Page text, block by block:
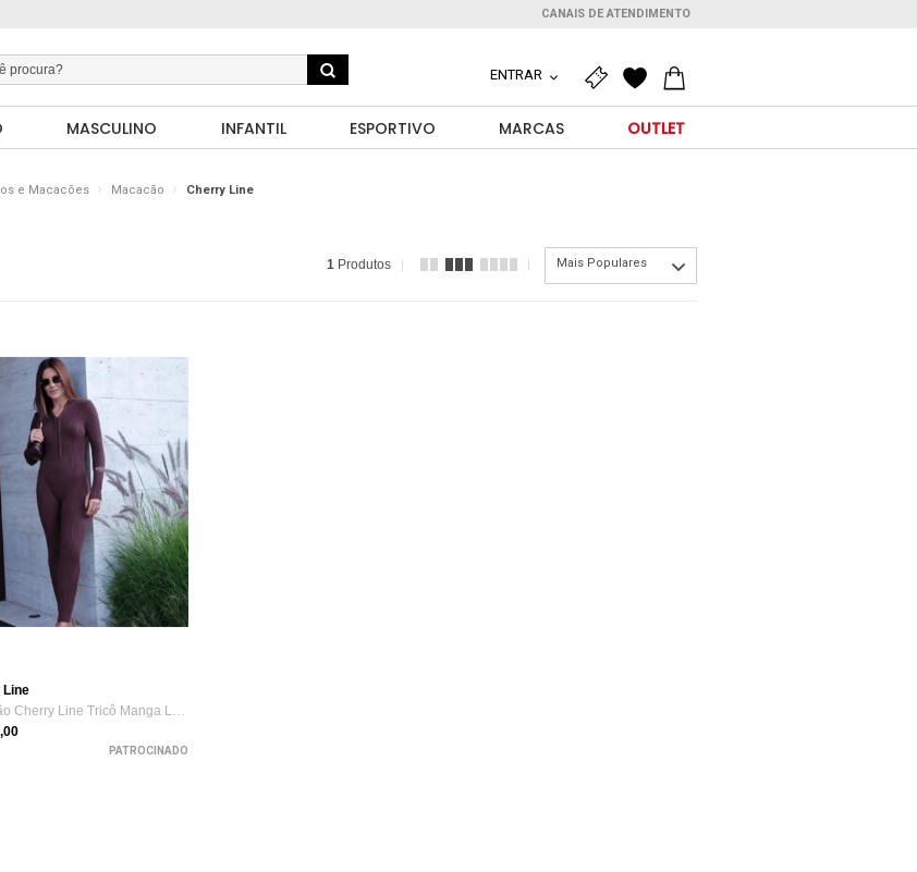
CANAIS DE ATENDIMENTO
ENTRAR
MASCULINO INFANTIL ESPORTIVO MARCAS OUTLET
e Macacões Macacão Cherry Line
1 Produtos Mais Populares
Line
Macacão Cherry Line Tricô Manga Longa Zi...
PATROCINADO